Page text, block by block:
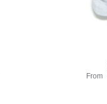
From